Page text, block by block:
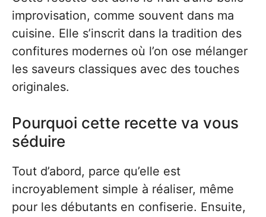
improvisation, comme souvent dans ma
cuisine. Elle s’inscrit dans la tradition des
confitures modernes où l’on ose mélanger
les saveurs classiques avec des touches
originales.
Pourquoi cette recette va vous
séduire
Tout d’abord, parce qu’elle est
incroyablement simple à réaliser, même
pour les débutants en confiserie. Ensuite,